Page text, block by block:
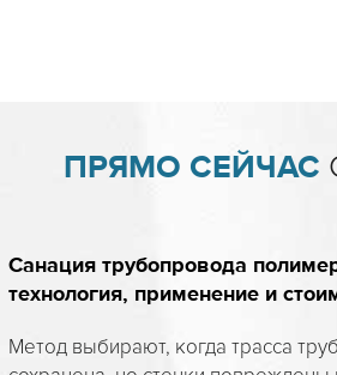
ПРЯМО СЕЙЧАС
Санация трубопровода
технология, применение и
Метод выбирают, когда трасса